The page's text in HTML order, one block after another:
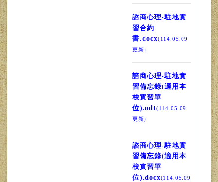
諮商心理-駐地實
習合約
書.docx(114.05.09
更新)
諮商心理-駐地實
習備忘錄(適用本
校實習單
位).odt(114.05.09
更新)
諮商心理-駐地實
習備忘錄(適用本
校實習單
位).docx(114.05.09